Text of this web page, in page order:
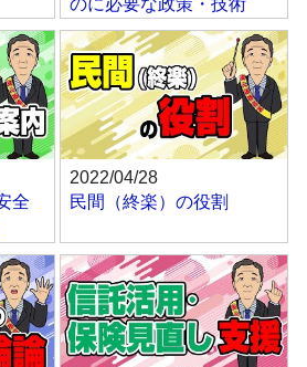
のに必要な政策・技術
全
2022/04/28
民間（終楽）の役割